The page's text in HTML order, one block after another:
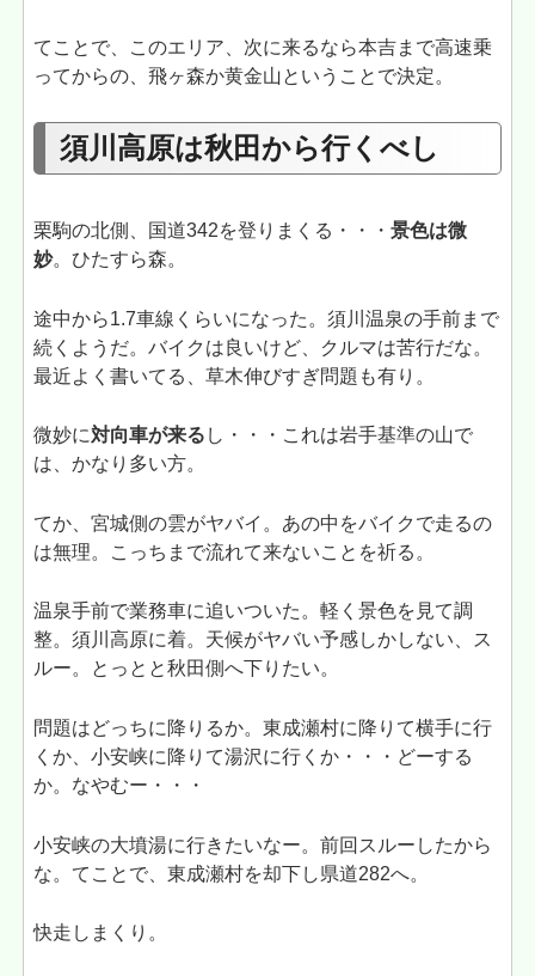
てことで、このエリア、次に来るなら本吉まで高速乗
ってからの、飛ヶ森か黄金山ということで決定。
須川高原は秋田から行くべし
栗駒の北側、国道342を登りまくる・・・景色は微
妙。ひたすら森。
途中から1.7車線くらいになった。須川温泉の手前まで
続くようだ。バイクは良いけど、クルマは苦行だな。
最近よく書いてる、草木伸びすぎ問題も有り。
微妙に対向車が来る し・・・これは岩手基準の山で
は、かなり多い方。
てか、宮城側の雲がヤバイ。あの中をバイクで走るの
は無理。こっちまで流れて来ないことを祈る。
温泉手前で業務車に追いついた。軽く景色を見て調
整。須川高原に着。天候がヤバい予感しかしない、ス
ルー。とっとと秋田側へ下りたい。
問題はどっちに降りるか。東成瀬村に降りて横手に行
くか、小安峡に降りて湯沢に行くか・・・どーする
か。なやむー・・・
小安峡の大墳湯に行きたいなー。前回スルーしたから
な。てことで、東成瀬村を却下し県道282へ。
快走しまくり。